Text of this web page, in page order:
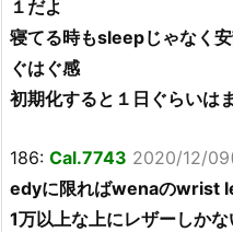
１だよ
寝てる時もsleepじゃなく
ぐはぐ感
初期化すると１日ぐらいは
186: Cal.7743 2020/12/
edyに限ればwenaのwrist
1万以上な上にレザーしか